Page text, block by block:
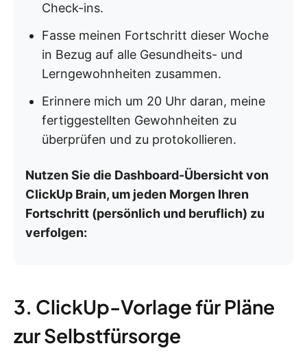
Check-ins.
Fasse meinen Fortschritt dieser Woche
in Bezug auf alle Gesundheits- und
Lerngewohnheiten zusammen.
Erinnere mich um 20 Uhr daran, meine
fertiggestellten Gewohnheiten zu
überprüfen und zu protokollieren.
Nutzen Sie die Dashboard-Übersicht von
ClickUp Brain, um jeden Morgen Ihren
Fortschritt (persönlich und beruflich) zu
verfolgen:
3. ClickUp-Vorlage für Pläne
zur Selbstfürsorge